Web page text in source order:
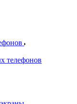
телефонов